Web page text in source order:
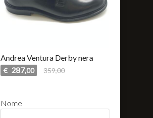
Andrea Ventura Derby nera
€ 287,00 359,00
Nome